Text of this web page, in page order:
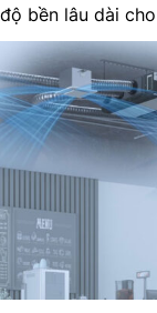
bền lâu dài